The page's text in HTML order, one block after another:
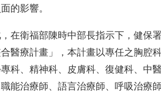
的影響。
在衛福部陳時中部長指示下，健保
醫療計畫」，本計畫以專任之胸腔
科、精神科、皮膚科、復健科、中
能治療師、語言治療師、呼吸治療